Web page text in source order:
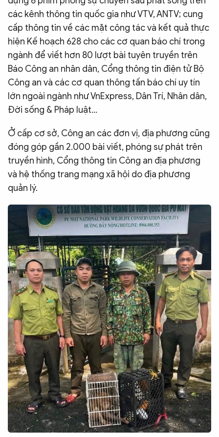
các kênh thông tin quốc gia như VTV, ANTV; cung
cấp thông tin về các mặt công tác và kết quả thực
hiện Kế hoạch 628 cho các cơ quan báo chí trong
ngành để viết hơn 80 lượt bài tuyên truyền trên
Báo Công an nhân dân, Cổng thông tin điện tử Bộ
Công an và các cơ quan thông tấn báo chí uy tín
lớn ngoài ngành như VnExpress, Dân Trí, Nhân dân,
Đời sống & Pháp luật…
Ở cấp cơ sở, Công an các đơn vị, địa phương cũng
đóng góp gần 2.000 bài viết, phóng sự phát trên
truyền hình, Cổng thông tin Công an địa phương
và hệ thống trang mạng xã hội do địa phương
quản lý.